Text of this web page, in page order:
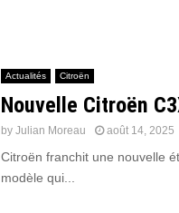
Actualités Citroën
Nouvelle Citroën
by Julian Moreau août 14, 2025
Citroën franchit une nouvelle
modèle qui...